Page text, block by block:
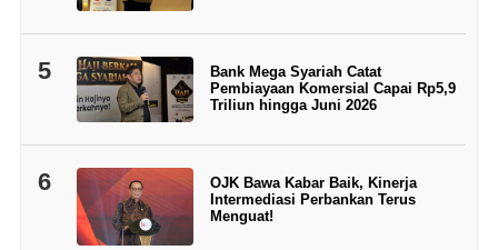
5
Bank Mega Syariah Catat
Pembiayaan Komersial Capai Rp5,9
Triliun hingga Juni 2026
6
OJK Bawa Kabar Baik, Kinerja
Intermediasi Perbankan Terus
Menguat!